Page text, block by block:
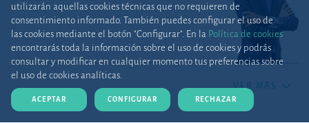
+34915860385
VER MÁS
utilizarán aquellas cookies técnicas que no requieren de
consentimiento informado. También puedes configurar el uso de
las cookies mediante el botón "Configurar". En la Política de cookies
encontrarás toda la información sobre el uso de cookies y podrás
consultar y modificar en cualquier momento tus preferencias sobre
el uso de cookies analíticas.
ACEPTAR CONFIGURAR RECHAZAR